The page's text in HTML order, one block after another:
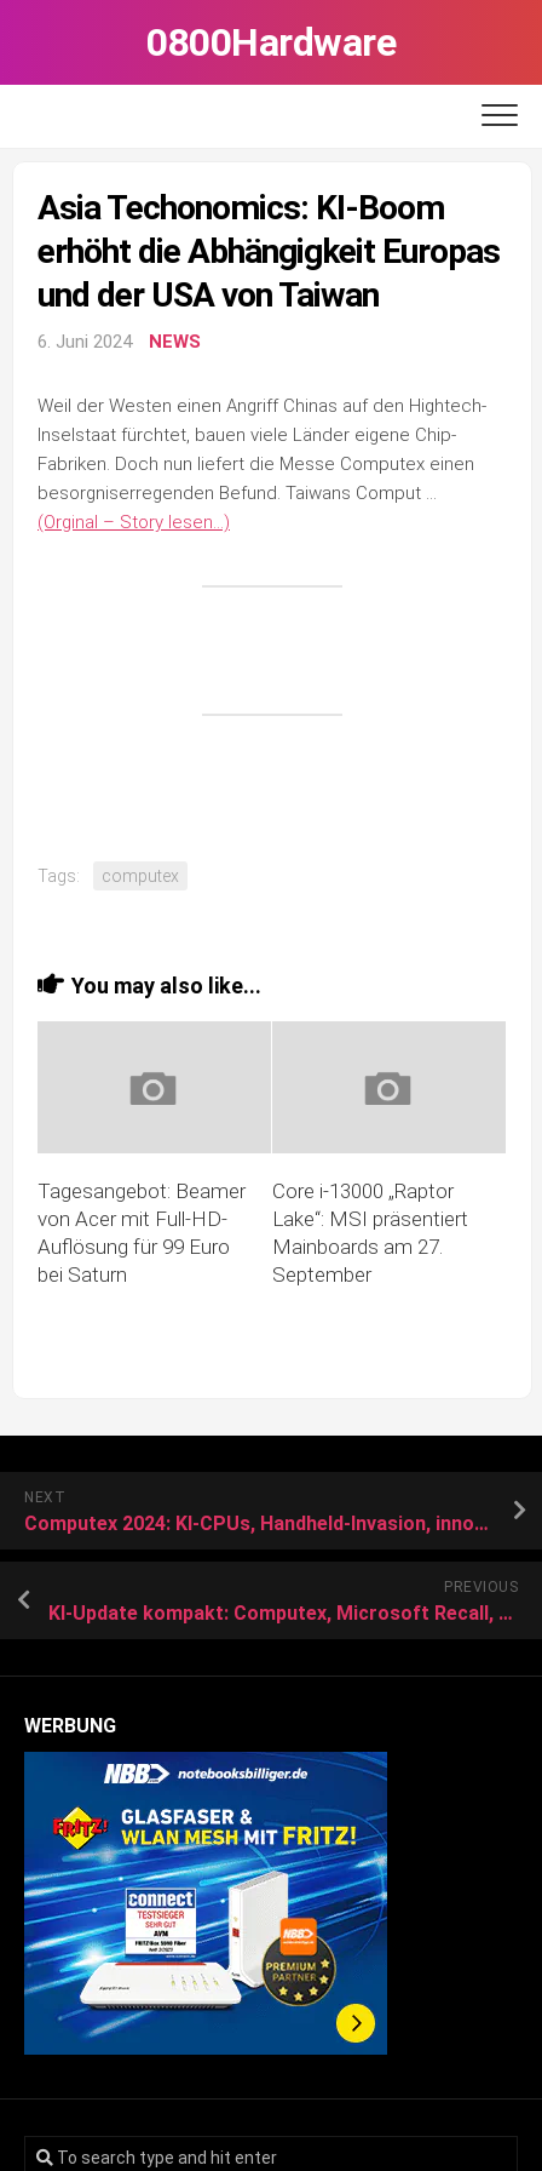
0800Hardware
Asia Techonomics: KI-Boom
erhöht die Abhängigkeit Europas
und der USA von Taiwan
6. Juni 2024 NEWS
Weil der Westen einen Angriff Chinas auf den Hightech-
Inselstaat fürchtet, bauen viele Länder eigene Chip-
Fabriken. Doch nun liefert die Messe Computex einen
besorgniserregenden Befund. Taiwans Comput …
(Orginal – Story lesen…)
Tags: computex
You may also like...
Tagesangebot: Beamer
von Acer mit Full-HD-
Auflösung für 99 Euro
bei Saturn
Core i-13000 „Raptor
Lake“: MSI präsentiert
Mainboards am 27.
September
NEXT
Computex 2024: KI-CPUs, Handheld-Invasion, innovative Gehäuse und vieles mehr
PREVIOUS
KI-Update kompakt: Computex, Microsoft Recall, Gemini-App, Zukunfts-Ich
WERBUNG